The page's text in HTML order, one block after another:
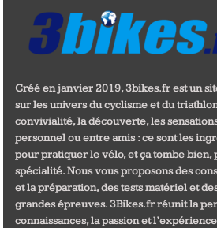
Créé en janvier 2019, 3bikes.fr est un
sur les univers du cyclisme et du
convivialité, la découverte, les
personnel ou entre amis : ce sont les
pour pratiquer le vélo, et ça tombe bien,
spécialité. Nous vous proposons des
et la préparation, des tests matériel et
grandes épreuves. 3Bikes.fr réunit la
connaissances, la passion et